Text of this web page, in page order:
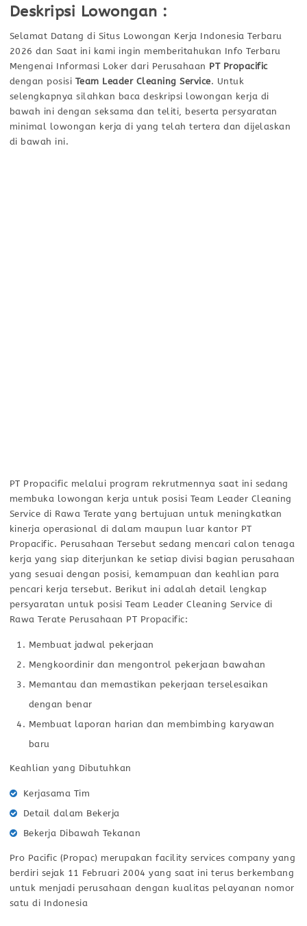
Deskripsi Lowongan :
Selamat Datang di Situs Lowongan Kerja Indonesia Terbaru
2026 dan Saat ini kami ingin memberitahukan Info Terbaru
Mengenai Informasi Loker dari Perusahaan PT Propacific
dengan posisi Team Leader Cleaning Service. Untuk
selengkapnya silahkan baca deskripsi lowongan kerja di
bawah ini dengan seksama dan teliti, beserta persyaratan
minimal lowongan kerja di yang telah tertera dan dijelaskan
di bawah ini.
PT Propacific melalui program rekrutmennya saat ini sedang
membuka lowongan kerja untuk posisi Team Leader Cleaning
Service di Rawa Terate yang bertujuan untuk meningkatkan
kinerja operasional di dalam maupun luar kantor PT
Propacific. Perusahaan Tersebut sedang mencari calon tenaga
kerja yang siap diterjunkan ke setiap divisi bagian perusahaan
yang sesuai dengan posisi, kemampuan dan keahlian para
pencari kerja tersebut. Berikut ini adalah detail lengkap
persyaratan untuk posisi Team Leader Cleaning Service di
Rawa Terate Perusahaan PT Propacific:
Membuat jadwal pekerjaan
Mengkoordinir dan mengontrol pekerjaan bawahan
Memantau dan memastikan pekerjaan terselesaikan
dengan benar
Membuat laporan harian dan membimbing karyawan
baru
Keahlian yang Dibutuhkan
Kerjasama Tim
Detail dalam Bekerja
Bekerja Dibawah Tekanan
Pro Pacific (Propac) merupakan facility services company yang
berdiri sejak 11 Februari 2004 yang saat ini terus berkembang
untuk menjadi perusahaan dengan kualitas pelayanan nomor
satu di Indonesia